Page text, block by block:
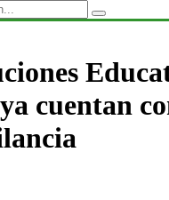
cuentan